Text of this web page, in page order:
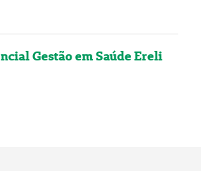
Gestão em Saúde Ereli